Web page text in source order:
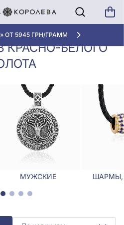
ОТ 5945 ГРН/ГРАММ
Подвески из красно-белого
золота
КРАСНО-БЕЛОГО
МУЖСКИЕ ШАРМЫ,